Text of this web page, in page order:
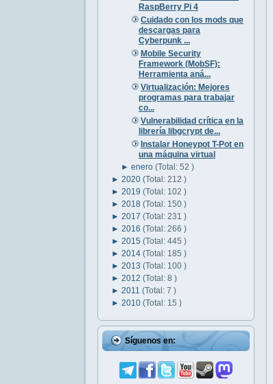
RaspBerry Pi 4
Cuidado con los mods que
descargas para
Cyberpunk ...
Mobile Security
Framework (MobSF):
Herramienta aná...
Virtualización: Mejores
programas para trabajar
co...
Vulnerabilidad crítica en la
librería libgcrypt de...
Instalar Honeypot T-Pot en
una máquina virtual
►enero(Total: 52 )
► 2020 (Total: 212 )
► 2019 (Total: 102 )
► 2018 (Total: 150 )
► 2017 (Total: 231 )
► 2016 (Total: 266 )
► 2015 (Total: 445 )
► 2014 (Total: 185 )
► 2013 (Total: 100 )
► 2012 (Total: 8 )
► 2011 (Total: 7 )
► 2010 (Total: 15 )
Síguenos en: